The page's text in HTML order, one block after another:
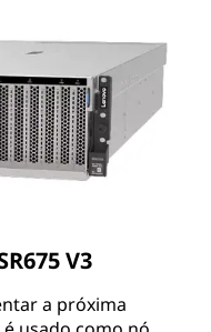
V3
a próxima